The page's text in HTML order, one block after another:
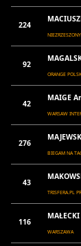
224
92
ORANGE
42
MAIGE
WARSAW
276
BIEGAM NA
43
TRISFERA.PL
116
WARSZAWA